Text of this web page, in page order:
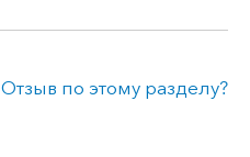
Отзыв по этому разделу?